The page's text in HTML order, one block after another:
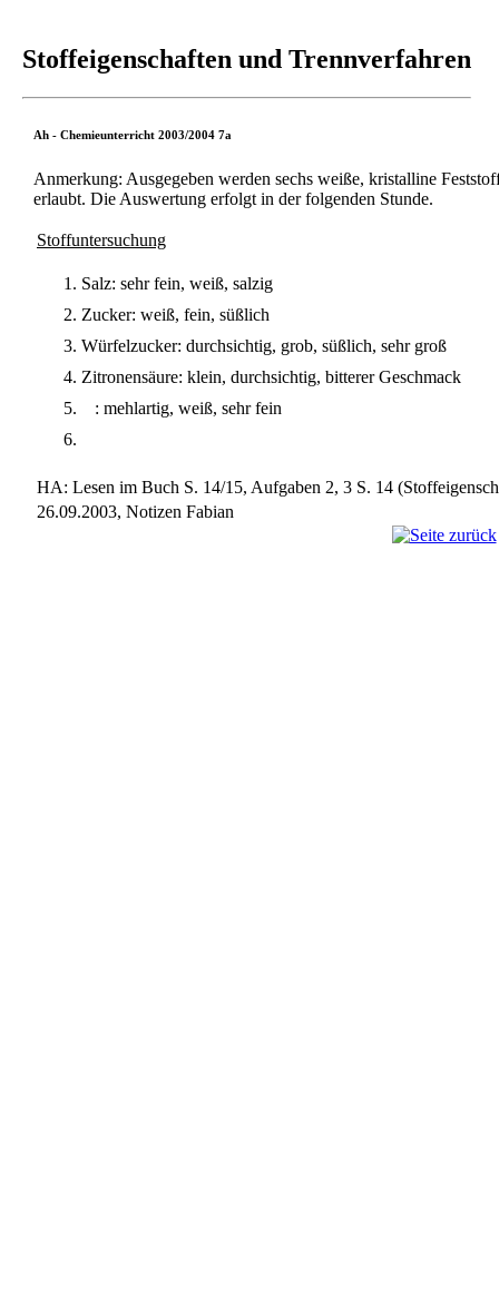
Stoffeigenschaften und Trennverfahren
Ah - Chemieunterricht 2003/2004 7a
Anmerkung: Ausgegeben werden sechs weiße, kristalline
erlaubt. Die Auswertung erfolgt in der folgenden Stunde.
Stoffuntersuchung
Salz: sehr fein, weiß, salzig
Zucker: weiß, fein, süßlich
Würfelzucker: durchsichtig, grob, süßlich, sehr groß
Zitronensäure: klein, durchsichtig, bitterer Geschmack
: mehlartig, weiß, sehr fein
HA: Lesen im Buch S. 14/15, Aufgaben 2, 3 S. 14
26.09.2003, Notizen Fabian